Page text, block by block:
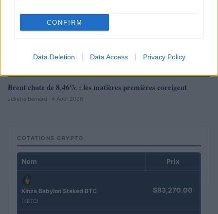
CONFIRM
Data Deletion Data Access Privacy Policy
Brent chute de 8,46% : les matières premières corrigent
Juliette Bernard · 4 Août 2026
COTATIONS CRYPTO
Nom Prix
Kinza Babylon Staked BTC
(KBTC)
$83,270.00